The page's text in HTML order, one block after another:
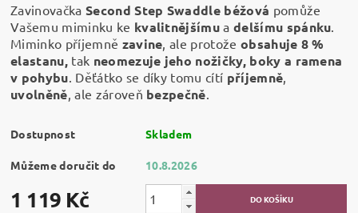
Zavinovačka Second Step Swaddle béžová pomůže
Vašemu miminku ke kvalitnějšímu a delšímu spánku
Miminko příjemně zavine , ale protože obsahuje 8 %
elastanu, tak neomezuje jeho nožičky, boky a ramena
v pohybu . Děťátko se díky tomu cítí příjemně
uvolněně , ale zároveň bezpečně
Dostupnost Skladem
Můžeme doručit do 10.8.2026
1 119 Kč